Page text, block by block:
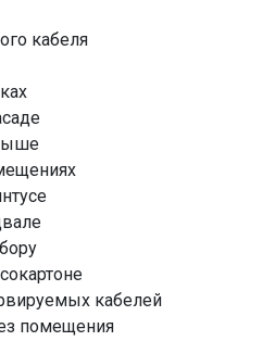
кабеля
кабелей
помещения